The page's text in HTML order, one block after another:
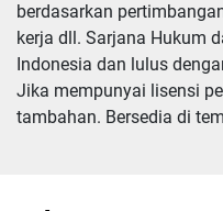
berdasarkan
kerja dll. Sarjana Hukum
Indonesia dan lulus
Jika mempunyai lisensi
tambahan. Bersedia di